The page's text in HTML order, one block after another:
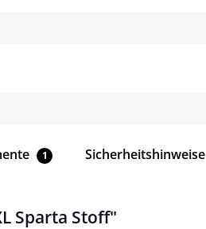
1 Sicherheitshinweise
Sparta Stoff"